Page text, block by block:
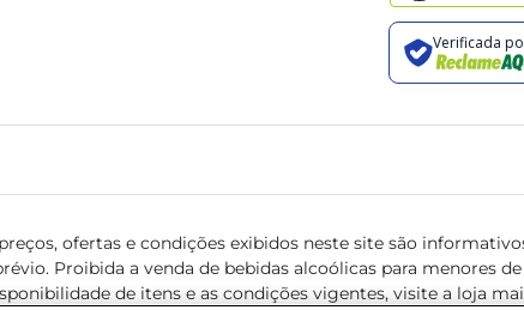
ofertas e condições exibidos neste site são
Proibida a venda de bebidas alcoólicas para menores
de itens e as condições vigentes, visite a loja